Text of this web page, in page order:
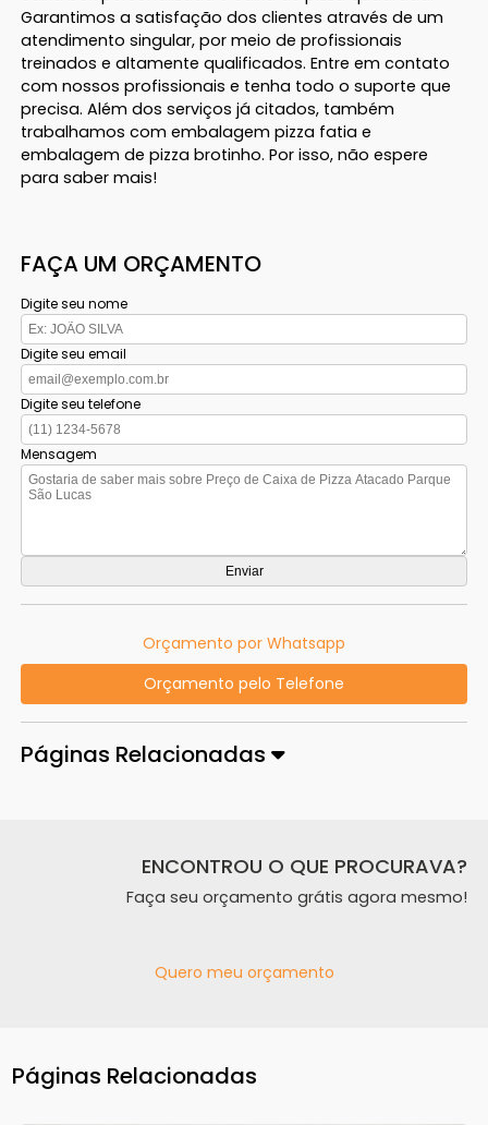
Garantimos a satisfação dos clientes através de um
atendimento singular, por meio de profissionais
treinados e altamente qualificados. Entre em contato
com nossos profissionais e tenha todo o suporte que
precisa. Além dos serviços já citados, também
trabalhamos com embalagem pizza fatia e
embalagem de pizza brotinho. Por isso, não espere
para saber mais!
FAÇA UM ORÇAMENTO
Digite seu nome
Digite seu email
Digite seu telefone
Mensagem
Orçamento por Whatsapp
Orçamento pelo Telefone
Páginas Relacionadas
ENCONTROU O QUE PROCURAVA?
Faça seu orçamento grátis agora mesmo!
Quero meu orçamento
Páginas Relacionadas